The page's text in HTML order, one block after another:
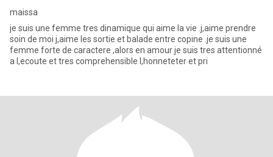
maissa
je suis une femme tres dinamique qui aime la vie .j,aime prendre
soin de moi j,aime les sortie et balade entre copine .je suis une
femme forte de caractere ,alors en amour je suis tres attentionné
a l,ecoute et tres comprehensible l,honneteter et pri